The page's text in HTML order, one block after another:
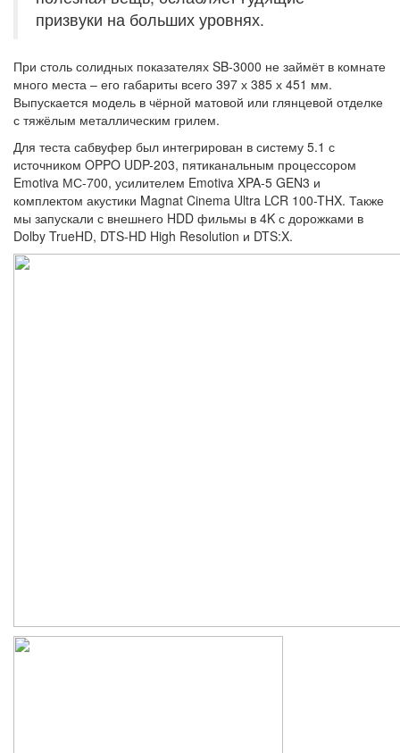
призвуки на больших уровнях.
При столь солидных показателях SB-3000 не займёт в комнате
много места – его габариты всего 397 х 385 х 451 мм.
Выпускается модель в чёрной матовой или глянцевой отделке
с тяжёлым металлическим грилем.
Для теста сабвуфер был интегрирован в систему 5.1 с
источником OPPO UDP-203, пятиканальным процессором
Emotiva МС-700, усилителем Emotiva XPA-5 GEN3 и
комплектом акустики Magnat Cinema Ultra LCR 100-THX. Также
мы запускали с внешнего HDD фильмы в 4K с дорожками в
Dolby TrueHD, DTS-HD High Resolution и DTS:X.